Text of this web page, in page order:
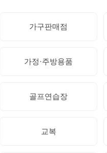
가구판매점
가정·주방용품
골프연습장
교복